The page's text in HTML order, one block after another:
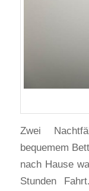
Zwei
bequemem
nach Hause
Stunden